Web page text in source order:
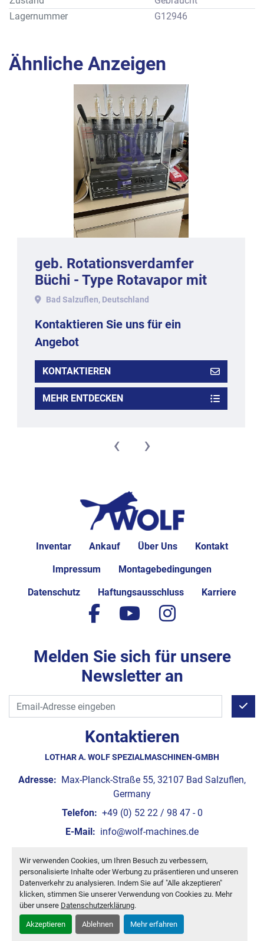
Wir verwenden Cookies, um Ihren Besuch zu verbessern,
personalisierte Inhalte oder Werbung zu präsentieren und unseren
Datenverkehr zu analysieren. Indem Sie auf "Alle akzeptieren"
klicken, stimmen Sie unserer Verwendung von Cookies zu. Mehr
über unsere Datenschutzerklärung.
Akzeptieren Ablehnen Mehr erfahren
Lagernummer
G12946
Ähnliche Anzeigen
geb. Rotationsverdamfer
Büchi - Type Rotavapor mit
Wasserbad 810.
Bad Salzuflen, Deutschland
Kontaktieren Sie uns für ein
Angebot
KONTAKTIEREN
MEHR ENTDECKEN
‹ ›
Inventar Ankauf Über Uns Kontakt
Impressum Montagebedingungen
Datenschutz Haftungsausschluss Karriere
Kontaktieren
LOTHAR A. WOLF SPEZIALMASCHINEN-GMBH
Adresse: Max-Planck-Straße 55, 32107 Bad Salzuflen,
Germany
Telefon: +49 (0) 52 22 / 98 47 - 0
E-Mail: info@wolf-machines.de
Cookie-Einstellungen
Machinio System-Website vonMachinio
facebook
youtubeinstagram
Melden Sie sich für unsere
Newsletter an